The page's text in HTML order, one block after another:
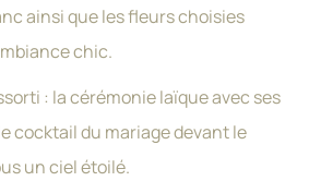
ainsi que les fleurs choisies
chic.
: la cérémonie laïque avec ses
cocktail du mariage devant le
un ciel étoilé.